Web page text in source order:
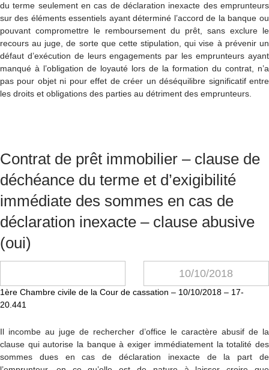
du terme seulement en cas de déclaration inexacte des emprunteurs
sur des éléments essentiels ayant déterminé l’accord de la banque ou
pouvant compromettre le remboursement du prêt, sans exclure le
recours au juge, de sorte que cette stipulation, qui vise à prévenir un
défaut d’exécution de leurs engagements par les emprunteurs ayant
manqué à l’obligation de loyauté lors de la formation du contrat, n’a
pas pour objet ni pour effet de créer un déséquilibre significatif entre
les droits et obligations des parties au détriment des emprunteurs.
Contrat de prêt immobilier – clause de
déchéance du terme et d’exigibilité
immédiate des sommes en cas de
déclaration inexacte – clause abusive
(oui)
10/10/2018
1ère Chambre civile de la Cour de cassation – 10/10/2018 – 17-
20.441
Il incombe au juge de rechercher d’office le caractère abusif de la
clause qui autorise la banque à exiger immédiatement la totalité des
sommes dues en cas de déclaration inexacte de la part de